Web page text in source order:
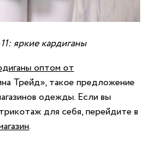
яркие кардиганы
оптом от
Трейд», такое предложение
одежды. Если вы
для себя, перейдите в
.